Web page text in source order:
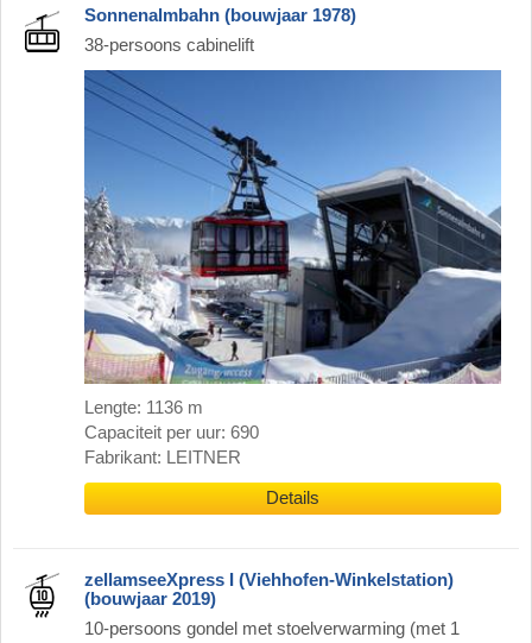
Sonnenalmbahn (bouwjaar 1978)
38-persoons cabinelift
Lengte: 1136 m
Capaciteit per uur: 690
Fabrikant: LEITNER
Details
zellamseeXpress I (Viehhofen-Winkelstation)
(bouwjaar 2019)
10-persoons gondel met stoelverwarming (met 1